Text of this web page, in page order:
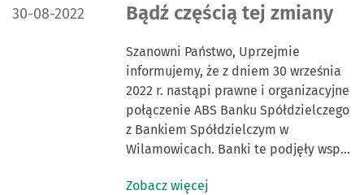
DATA PUBLIKACJI:
30-08-2022 Bądź częścią tej zmiany
Szanowni Państwo, Uprzejmie
informujemy, że z dniem 30 września
2022 r. nastąpi prawne i organizacyjne
połączenie ABS Banku Spółdzielczego
z Bankiem Spółdzielczym w
Wilamowicach. Banki te podjęły wsp…
Zobacz więcej